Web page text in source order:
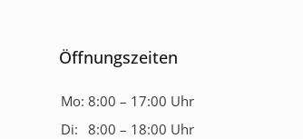
Öffnungszeiten
Mo: 8:00 – 17:00 Uhr
Di: 8:00 – 18:00 Uhr